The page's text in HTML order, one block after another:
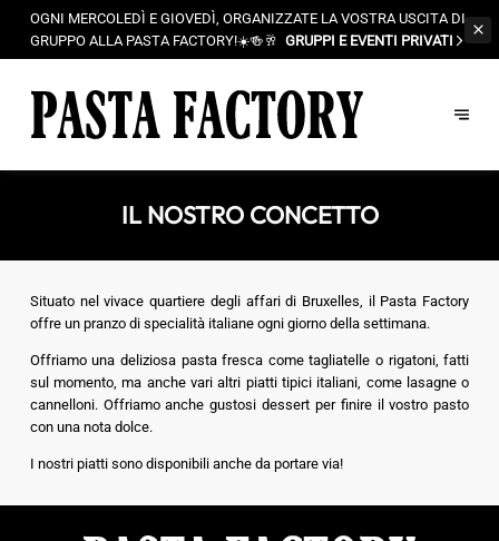
OGNI MERCOLEDÌ E GIOVEDÌ, ORGANIZZATE LA VOSTRA USCITA DI
GRUPPO ALLA PASTA FACTORY!☀️🍻🥂 GRUPPI E EVENTI PRIVATI
IL NOSTRO CONCETTO
Situato nel vivace quartiere degli affari di Bruxelles, il Pasta Factory
offre un pranzo di specialità italiane ogni giorno della settimana.
Offriamo una deliziosa pasta fresca come tagliatelle o rigatoni, fatti
sul momento, ma anche vari altri piatti tipici italiani, come lasagne o
cannelloni. Offriamo anche gustosi dessert per finire il vostro pasto
con una nota dolce.
I nostri piatti sono disponibili anche da portare via!